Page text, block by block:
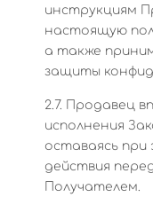
инструкциям
настоящую
а также
защиты
2.7. Продавец
исполнения
оставаясь
действия
Получателем.